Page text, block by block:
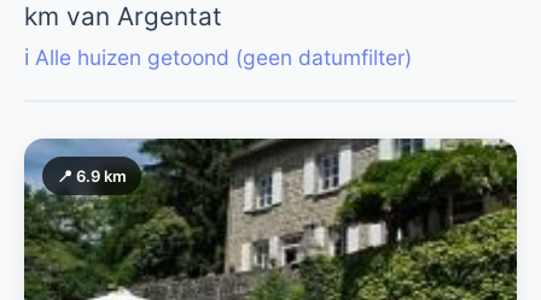
km van Argentat
ℹ️ Alle huizen getoond (geen datumfilter)
📍 6.9 km